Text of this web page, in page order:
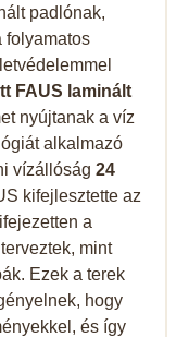
padlónak,
folyamatos
FAUS laminált
nyújtanak a víz
alkalmazó
vízállóság 24
kifejlesztette az
a
mint
Ezek a terek
hogy
és így